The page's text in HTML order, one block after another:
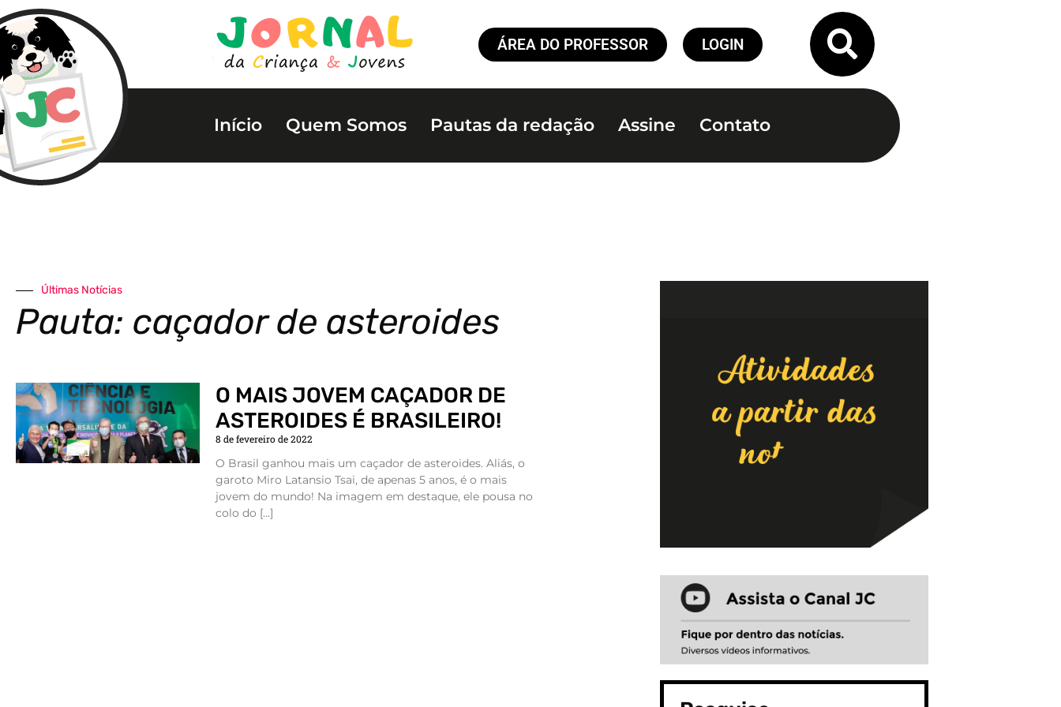
ÁREA DO PROFESSOR LOGIN
Início Quem Somos Pautas da redação Assine Contato
Últimas Notícias
Pauta: caçador de asteroides
O MAIS JOVEM CAÇADOR DE
ASTEROIDES É BRASILEIRO!
8 de fevereiro de 2022
O Brasil ganhou mais um caçador de asteroides. Aliás, o
garoto Miro Latansio Tsai, de apenas 5 anos, é o mais
jovem do mundo! Na imagem em destaque, ele pousa no
colo do […]